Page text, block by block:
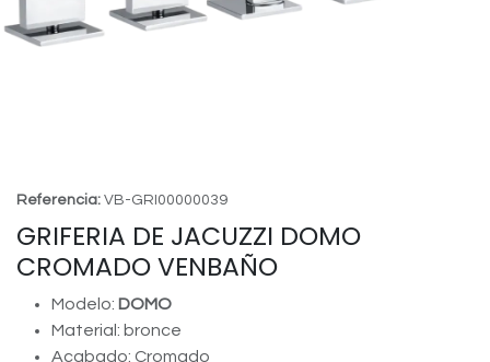
Referencia: VB-GRI00000039
GRIFERIA DE JACUZZI DOMO
CROMADO VENBAÑO
Modelo: DOMO
Material: bronce
Acabado: Cromado